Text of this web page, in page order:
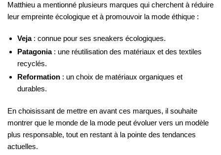
Matthieu a mentionné plusieurs marques qui cherchent à réduire
leur empreinte écologique et à promouvoir la mode éthique :
Veja: connue pour ses sneakers écologiques.
Patagonia: une réutilisation des matériaux et des textiles
recyclés.
Reformation : un choix de matériaux organiques et
durables.
En choisissant de mettre en avant ces marques, il souhaite
montrer que le monde de la mode peut évoluer vers un modèle
plus responsable, tout en restant à la pointe des tendances
actuelles.